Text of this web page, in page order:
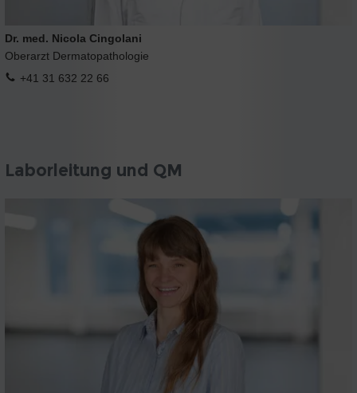
Dr. med. Nicola Cingolani
Oberarzt Dermatopathologie
+41 31 632 22 66
Laborleitung und QM